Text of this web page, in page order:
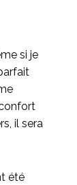
si je
il sera
été